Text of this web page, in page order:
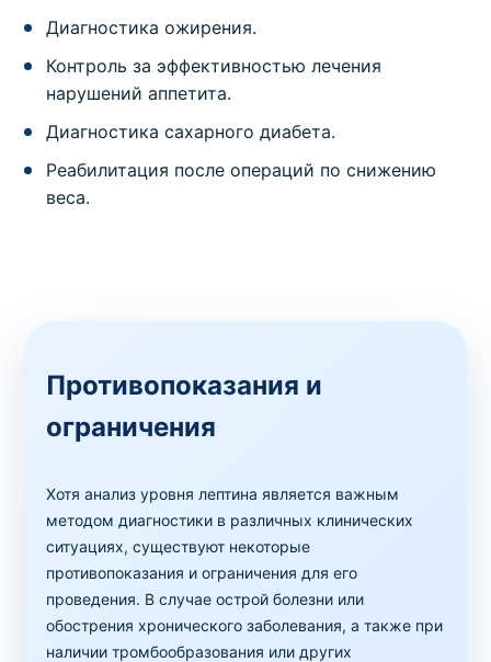
Диагностика ожирения.
Контроль за эффективностью лечения
нарушений аппетита.
Диагностика сахарного диабета.
Реабилитация после операций по снижению
веса.
Противопоказания и
ограничения
Хотя анализ уровня лептина является важным
методом диагностики в различных клинических
ситуациях, существуют некоторые
противопоказания и ограничения для его
проведения. В случае острой болезни или
обострения хронического заболевания, а также при
наличии тромбообразования или других